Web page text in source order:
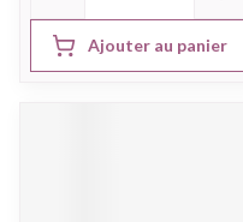
Ajouter au panier